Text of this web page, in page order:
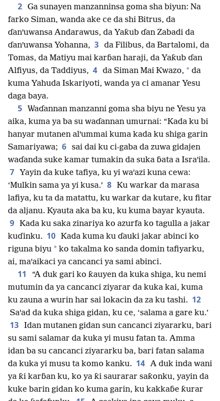
2 Ga sunayen manzanninsa goma sha biyun: Na
farko Siman, wanda ake ce da shi Bitrus, da
ɗanꞌuwansa Andarawus, da Yaƙub ɗan Zabadi da
ɗanꞌuwansa Yohanna, 3 da Filibus, da Bartalomi, da
Tomas, da Matiyu mai karɓan haraji, da Yaƙub ɗan
Alfiyus, da Taddiyus, 4 da Siman Mai Ƙwazo, * da
kuma Yahuda Iskariyoti, wanda ya ci amanar Yesu
daga baya.
5 Waɗannan manzanni goma sha biyu ne Yesu ya
aika, kuma ya ba su waɗannan umurnai: “Kada ku bi
hanyar mutanen alꞌummai kuma kada ku shiga garin
Samariyawa; 6 sai dai ku ci-gaba da zuwa gidajen
waɗanda suke kamar tumakin da suka ɓata a Israꞌila.
7
Yayin da kuke tafiya, ku yi waꞌazi kuna cewa:
‘Mulkin sama ya yi kusa.’ 8 Ku warkar da marasa
lafiya, ku ta da matattu, ku warkar da kutare, ku fitar
da aljanu. Kyauta aka ba ku, ku kuma bayar kyauta.
9 Kada ku saka zinariya ko azurfa ko tagulla a jakar
kuɗinku. 10 Kada kuma ku ɗauki jakar abinci ko
riguna biyu * ko takalma ko sanda domin tafiyarku,
ai, maꞌaikaci ya cancanci ya sami abinci.
11
“A duk gari ko ƙauyen da kuka shiga, ku nemi
mutumin da ya cancanci ziyarar da kuka kai, kuma
ku zauna a wurin har sai lokacin da za ku tashi. 12
Saꞌad da kuka shiga gidan, ku ce, ‘salama a gare ku.’
13 Idan mutanen gidan sun cancanci ziyararku, bari
su sami salamar da kuka yi musu fatan ta. Amma
idan ba su cancanci ziyararku ba, bari fatan salama
da kuka yi musu ta komo kanku. 14 A duk inda wani
ya ƙi karɓan ku, ko ya ƙi saurarar saƙonku, yayin da
kuke barin gidan ko kuma garin, ku kakkaɓe ƙurar